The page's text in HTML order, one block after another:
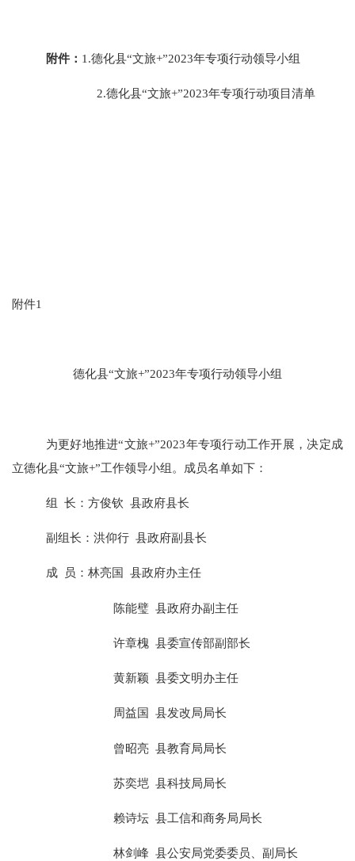
附件： 1.德化县“文旅+”2023年专项行动领导小组
2.德化县“文旅+”2023年专项行动项目清单
附件1
德化县“文旅+”2023年专项行动领导小组
为更好地推进“文旅+”2023年专项行动工作开展，决定成
立德化县“文旅+”工作领导小组。成员名单如下：
组 长：方俊钦 县政府县长
副组长：洪仰行 县政府副县长
成 员：林亮国 县政府办主任
陈能璧 县政府办副主任
许章槐 县委宣传部副部长
黄新颖 县委文明办主任
周益国 县发改局局长
曾昭亮 县教育局局长
苏奕垲 县科技局局长
赖诗坛 县工信和商务局局长
林剑峰 县公安局党委委员、副局长